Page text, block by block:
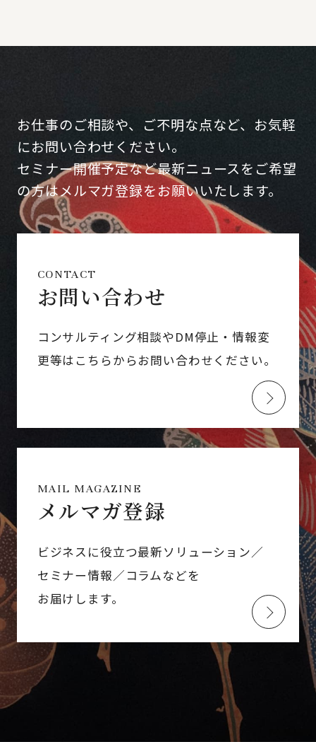
お仕事のご相談や、ご不明な点など、お気軽
にお問い合わせください。
セミナー開催予定など最新ニュースをご希望
の方はメルマガ登録をお願いいたします。
CONTACT
お問い合わせ
コンサルティング相談やDM停止・情報変
更等はこちらからお問い合わせください。
MAIL MAGAZINE
メルマガ登録
ビジネスに役立つ最新ソリューション／
セミナー情報／コラムなどを
お届けします。